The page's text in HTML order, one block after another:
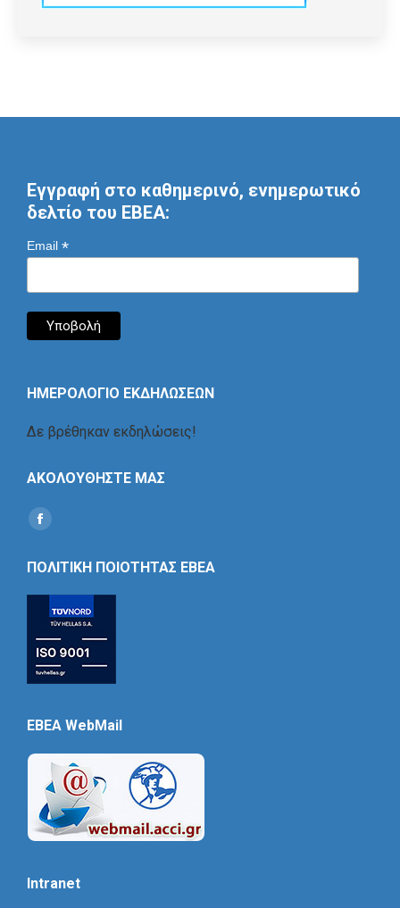
Εγγραφή στο καθημερινό, ενημερωτικό
δελτίο του ΕΒΕΑ:
Email *
ΗΜΕΡΟΛΟΓΙΟ ΕΚΔΗΛΩΣΕΩΝ
Δε βρέθηκαν εκδηλώσεις!
ΑΚΟΛΟΥΘΗΣΤΕ ΜΑΣ
Find us on:
Social
ΠΟΛΙΤΙΚΗ ΠΟΙΟΤΗΤΑΣ ΕΒΕΑ
EBEA WebMail
Intranet